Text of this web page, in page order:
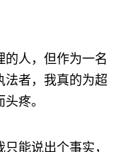
人，但作为一名
法者，我真的为超
疼。
能说出个事实，